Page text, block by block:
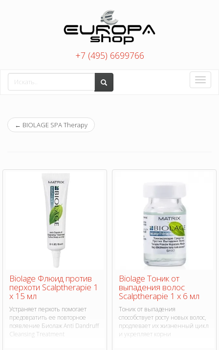
+7 (495) 6699766
Toggle
← BIOLAGE SPA Therapy
Biolage Флюид против
перхоти Scalptherapie 1
х 15 мл
Устраняет перхоть помогает
предовратить ее повторное
появление Биолаж Anti Dandruff
Cleansing Treatment
Biolage Тоник от
выпадения волос
Scalptherapie 1 х 6 мл
Тоник от выпадения
способствует росту новых волос,
продлевает их жизненный цикл
и укрепляет корни